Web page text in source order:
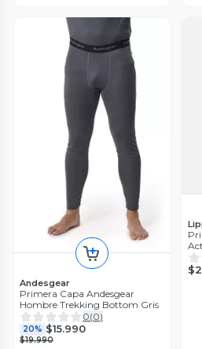
Andesgear
Primera Capa Andesgear
Hombre Trekking Bottom Gris
0(0)
20% $15.990
$19.990